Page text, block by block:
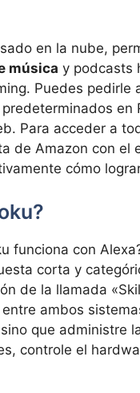
en la nube,
música y podcasts
Puedes pedirle
en
Para acceder a
de Amazon con el
cómo
funciona con
corta y
de la llamada
ambos
que administre
controle el